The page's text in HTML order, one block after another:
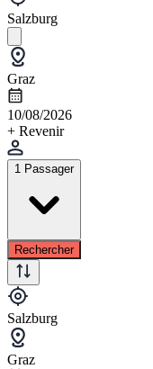
Salzburg
Graz
10/08/2026
+ Revenir
1 Passager
Rechercher
Salzburg
Graz